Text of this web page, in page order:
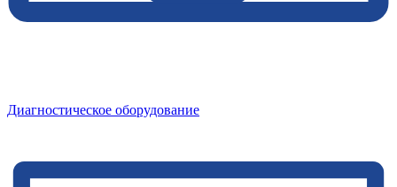
Диагностическое оборудование